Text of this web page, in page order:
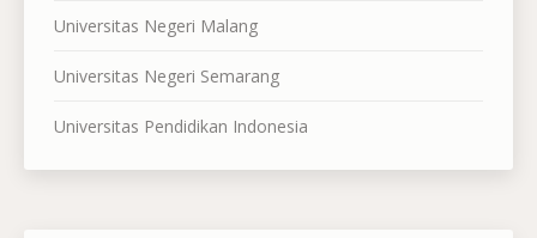
Universitas Negeri Malang
Universitas Negeri Semarang
Universitas Pendidikan Indonesia